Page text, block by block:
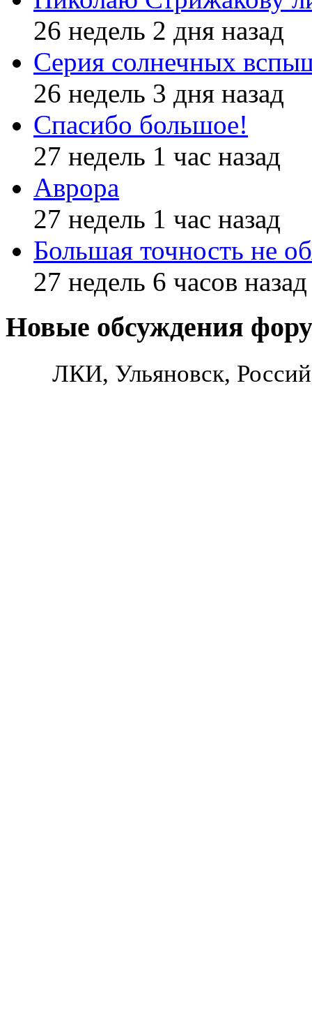
26 недель 2 дня назад
Серия солнечных
26 недель 3 дня назад
Спасибо большое!
27 недель 1 час назад
Аврора
27 недель 1 час назад
Большая точность не
27 недель 6 часов назад
Новые обсуждения
ЛКИ, Ульяновск,